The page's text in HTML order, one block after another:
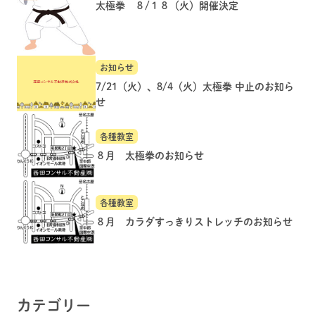
太極拳 ８/１８（火）開催決定
お知らせ
7/21（火）、8/4（火）太極拳 中止のお知ら
せ
各種教室
８月 太極拳のお知らせ
各種教室
８月 カラダすっきりストレッチのお知らせ
カテゴリー